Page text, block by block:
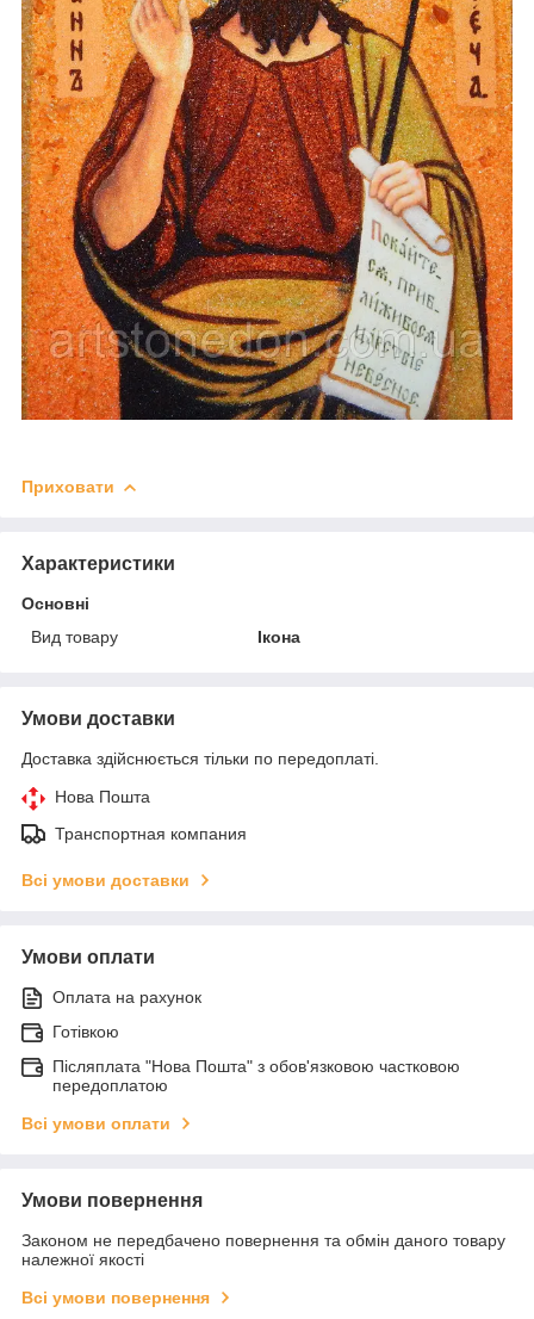
Приховати
Характеристики
Основні
Вид товару
Ікона
Умови доставки
Доставка здійснюється тільки по передоплаті.
Нова Пошта
Транспортная компания
Всі умови доставки
Умови оплати
Оплата на рахунок
Готівкою
Післяплата "Нова Пошта" з обов'язковою частковою
передоплатою
Всі умови оплати
Умови повернення
Законом не передбачено повернення та обмін даного товару
належної якості
Всі умови повернення